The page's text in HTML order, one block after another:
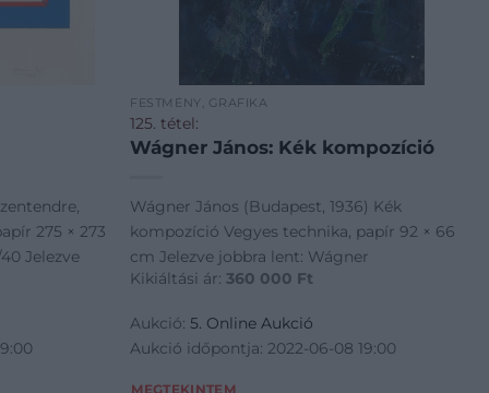
275 × 273
Jelezve
FESTMÉNY, GRAFIKA
125. tétel:
Wágner János: Kék kompozíció
Wágner János (Budapest, 1936) Kék
kompozíció Vegyes technika, papír 92 × 66
cm Jelezve jobbra lent: Wágner
Kikiáltási ár:360 000 Ft
Aukció:5. Online Aukció
Aukció időpontja: 2022-06-08 19:00
MEGTEKINTEM